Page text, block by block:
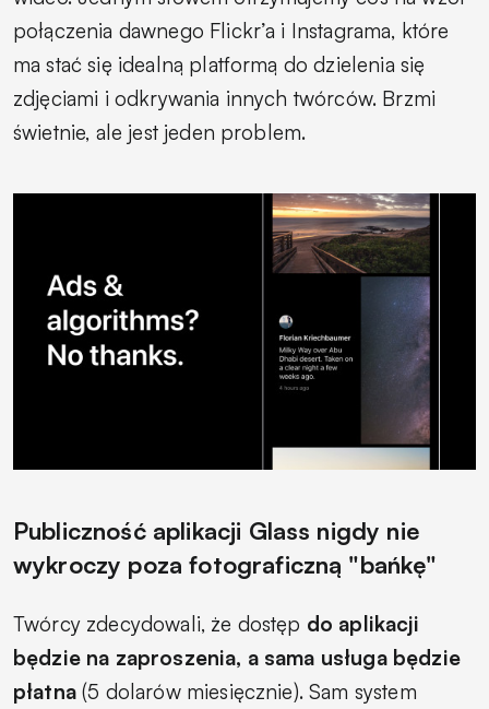
połączenia dawnego Flickr’a i Instagrama, które
ma stać się idealną platformą do dzielenia się
zdjęciami i odkrywania innych twórców. Brzmi
świetnie, ale jest jeden problem.
Publiczność aplikacji Glass nigdy nie
wykroczy poza fotograficzną "bańkę"
Twórcy zdecydowali, że dostęp do aplikacji
będzie na zaproszenia, a sama usługa będzie
płatna(5 dolarów miesięcznie). Sam system